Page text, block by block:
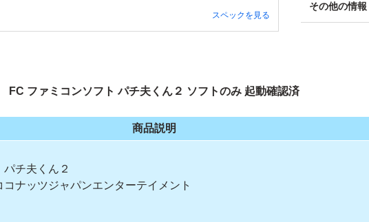
スペックを見る
その他の情報